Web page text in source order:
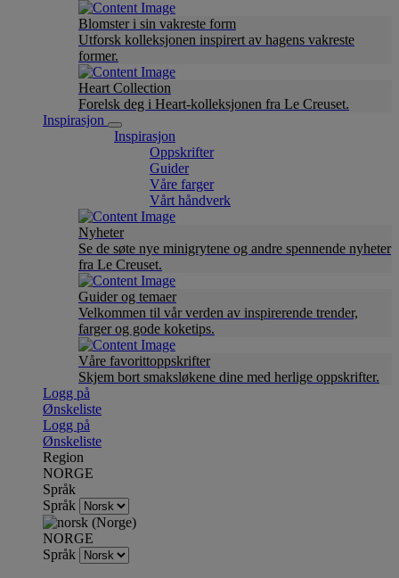
Blomster i sin vakreste form
Utforsk kolleksjonen inspirert av hagens vakreste
former.
Heart Collection
Forelsk deg i Heart-kolleksjonen fra Le Creuset.
Inspirasjon
Inspirasjon
Oppskrifter
Guider
Våre farger
Vårt håndverk
Nyheter
Se de søte nye minigrytene og andre spennende nyheter
fra Le Creuset.
Guider og temaer
Velkommen til vår verden av inspirerende trender,
farger og gode koketips.
Våre favorittoppskrifter
Skjem bort smaksløkene dine med herlige oppskrifter.
Logg på
Ønskeliste
Logg på
Ønskeliste
Region
NORGE
Språk
Språk
NORGE
Språk